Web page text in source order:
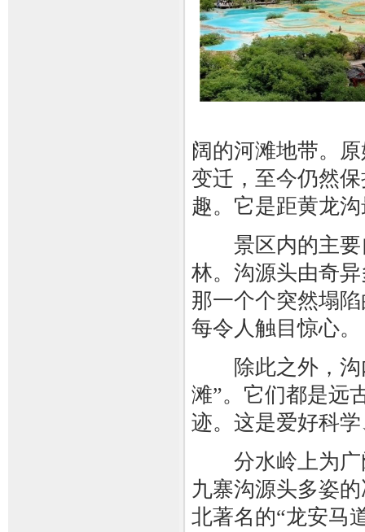
阔的河滩地带。
变迁，至今仍然
趣。它是距黄龙
景区内的主要
林。沟源头由奇
那一个个突然塌
每令人触目惊心。
除此之外，沟
滩”。它们都是远
迹。这是爱好科
分水岭上为广
九寨沟源头多姿
北著名的“龙安马